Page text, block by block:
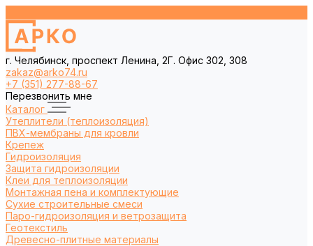
г. Челябинск, проспект Ленина, 2Г. Офис 302, 308
zakaz@arko74.ru
+7 (351) 277-88-67
Перезвонить мне
Каталог
Утеплители (теплоизоляция)
ПВХ-мембраны для кровли
Крепеж
Гидроизоляция
Защита гидроизоляции
Клеи для теплоизоляции
Монтажная пена и комплектующие
Сухие строительные смеси
Паро-гидроизоляция и ветрозащита
Геотекстиль
Древесно-плитные материалы